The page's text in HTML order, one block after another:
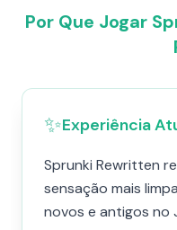
Por Que Jogar
✨Experiência
Sprunki Rewritten
sensação mais
novos e antigos no